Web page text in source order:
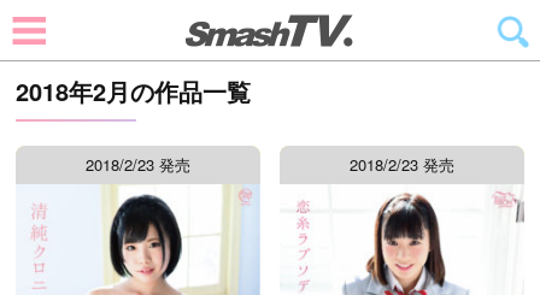
2018年2月の作品一覧
2018/2/23 発売 2018/2/23 発売